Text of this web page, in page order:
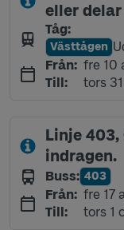
eller
Tåg:
Linje
Västtågen
Från: fredag
fre 10
Till: tors
Linje 403,
indragen.
Buss: Linje
403
Från: fredag
fre 17
Till: tors 1